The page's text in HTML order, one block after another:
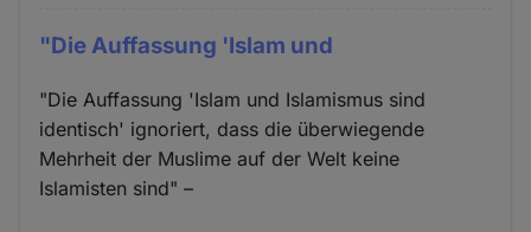
"Die Auffassung 'Islam und
"Die Auffassung 'Islam und Islamismus sind
identisch' ignoriert, dass die überwiegende
Mehrheit der Muslime auf der Welt keine
Islamisten sind" –